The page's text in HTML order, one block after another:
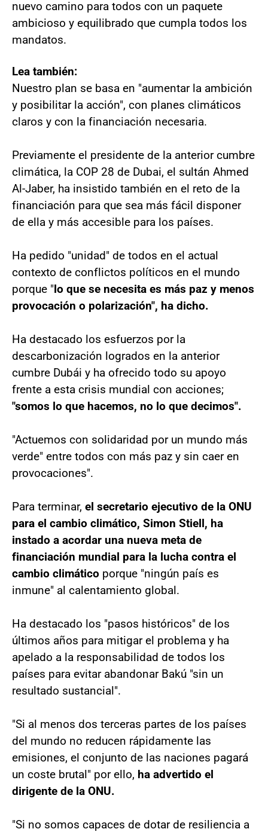
nuevo camino para todos con un paquete
ambicioso y equilibrado que cumpla todos los
mandatos.
Lea también:
Nuestro plan se basa en "aumentar la ambición
y posibilitar la acción", con planes climáticos
claros y con la financiación necesaria.
Previamente el presidente de la anterior cumbre
climática, la COP 28 de Dubai, el sultán Ahmed
Al-Jaber, ha insistido también en el reto de la
financiación para que sea más fácil disponer
de ella y más accesible para los países.
Ha pedido "unidad" de todos en el actual
contexto de conflictos políticos en el mundo
porque "lo que se necesita es más paz y menos
provocación o polarización", ha dicho.
Ha destacado los esfuerzos por la
descarbonización logrados en la anterior
cumbre Dubái y ha ofrecido todo su apoyo
frente a esta crisis mundial con acciones;
"somos lo que hacemos, no lo que decimos".
"Actuemos con solidaridad por un mundo más
verde" entre todos con más paz y sin caer en
provocaciones".
Para terminar, el secretario ejecutivo de la ONU
para el cambio climático, Simon Stiell, ha
instado a acordar una nueva meta de
financiación mundial para la lucha contra el
cambio climático porque "ningún país es
inmune" al calentamiento global.
Ha destacado los "pasos históricos" de los
últimos años para mitigar el problema y ha
apelado a la responsabilidad de todos los
países para evitar abandonar Bakú "sin un
resultado sustancial".
"Si al menos dos terceras partes de los países
del mundo no reducen rápidamente las
emisiones, el conjunto de las naciones pagará
un coste brutal" por ello, ha advertido el
dirigente de la ONU.
"Si no somos capaces de dotar de resiliencia a